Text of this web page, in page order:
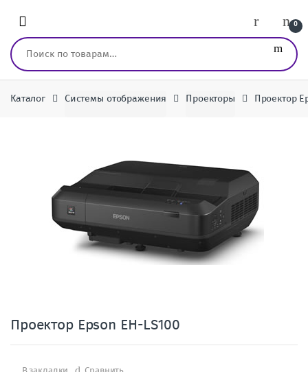
0
Искать:
Каталог Системы отображения Проекторы Проектор
Проектор Epson EH-LS100